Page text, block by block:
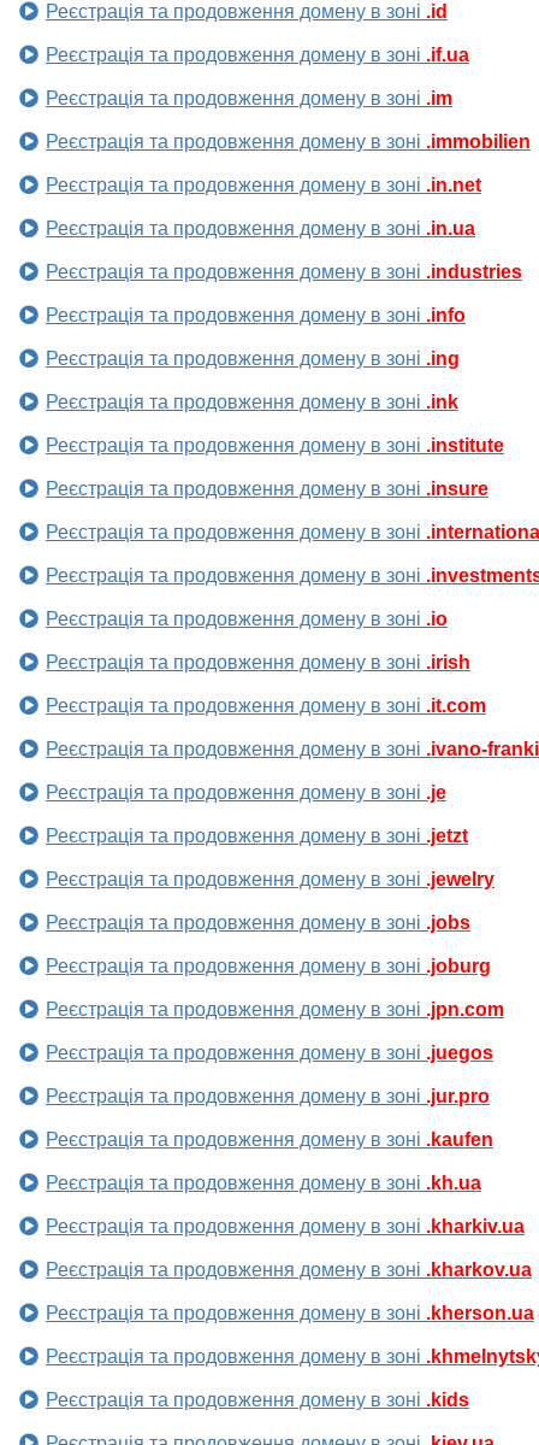
Реєстрація та продовження домену в зоні .id
Реєстрація та продовження домену в зоні .if.ua
Реєстрація та продовження домену в зоні .im
Реєстрація та продовження домену в зоні .immobilien
Реєстрація та продовження домену в зоні .in.net
Реєстрація та продовження домену в зоні .in.ua
Реєстрація та продовження домену в зоні .industries
Реєстрація та продовження домену в зоні .info
Реєстрація та продовження домену в зоні .ing
Реєстрація та продовження домену в зоні .ink
Реєстрація та продовження домену в зоні .institute
Реєстрація та продовження домену в зоні .insure
Реєстрація та продовження домену в зоні
Реєстрація та продовження домену в зоні
Реєстрація та продовження домену в зоні .io
Реєстрація та продовження домену в зоні .irish
Реєстрація та продовження домену в зоні .it.com
Реєстрація та продовження домену в зоні .ivano-
Реєстрація та продовження домену в зоні .je
Реєстрація та продовження домену в зоні .jetzt
Реєстрація та продовження домену в зоні .jewelry
Реєстрація та продовження домену в зоні .jobs
Реєстрація та продовження домену в зоні .joburg
Реєстрація та продовження домену в зоні .jpn.com
Реєстрація та продовження домену в зоні .juegos
Реєстрація та продовження домену в зоні .jur.pro
Реєстрація та продовження домену в зоні .kaufen
Реєстрація та продовження домену в зоні .kh.ua
Реєстрація та продовження домену в зоні .kharkiv.ua
Реєстрація та продовження домену в зоні .kharkov.ua
Реєстрація та продовження домену в зоні .kherson.ua
Реєстрація та продовження домену в зоні
Реєстрація та продовження домену в зоні .kids